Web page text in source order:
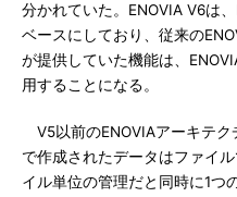
分かれていた。ENOVIA V6は
ベースにしており、従来の
が提供していた機能は、
用することになる。
V5以前のENOVIAアーキテク
で作成されたデータはファイ
イル単位の管理だと同時に1つ